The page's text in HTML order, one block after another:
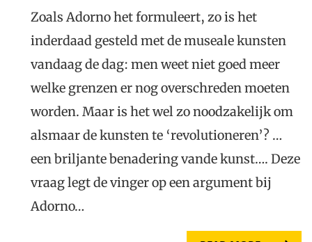
Zoals Adorno het formuleert, zo is het
inderdaad gesteld met de museale kunsten
vandaag de dag: men weet niet goed meer
welke grenzen er nog overschreden moeten
worden. Maar is het wel zo noodzakelijk om
alsmaar de kunsten te ‘revolutioneren’? …
een briljante benadering vande kunst…. Deze
vraag legt de vinger op een argument bij
Adorno…